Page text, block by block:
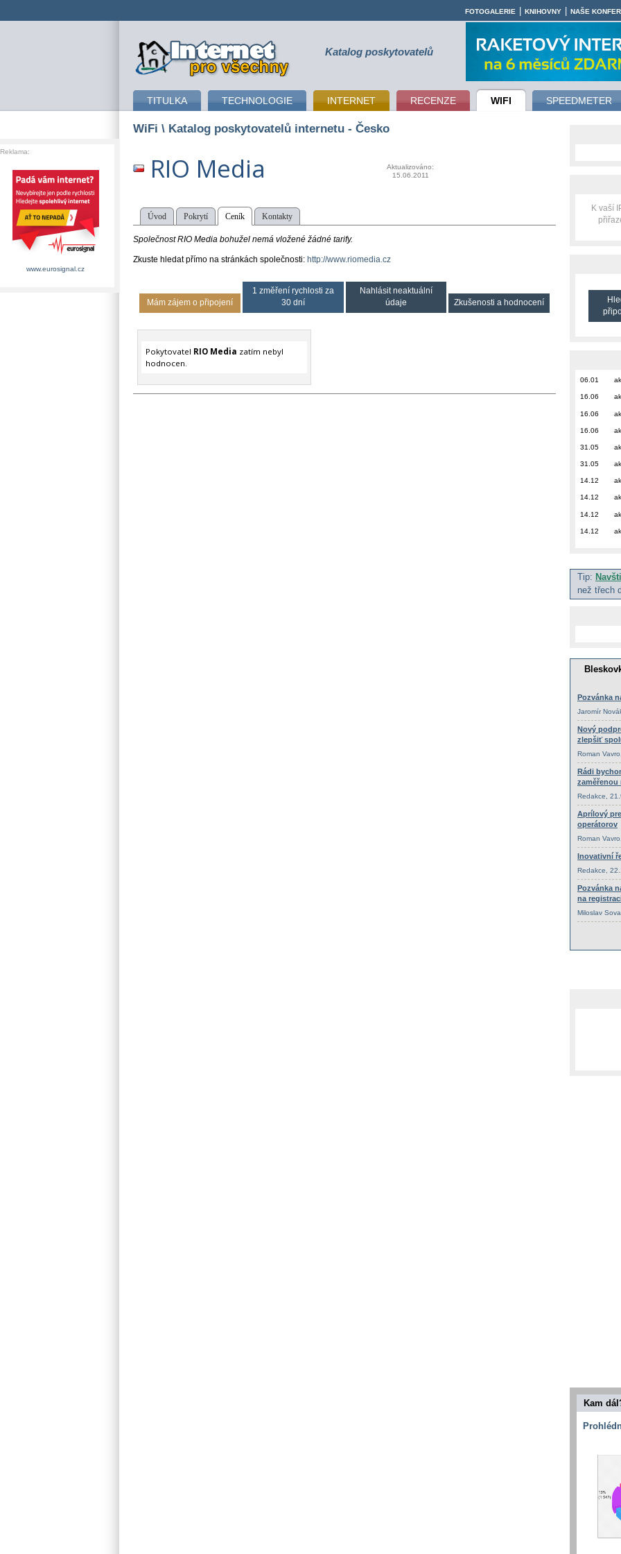
připojení k internetu Katalog poskytovatelů
TITULKA TECHNOLOGIE INTERNET RECENZE WIFI SPEEDMETER
FOTOGALERIE KNIHOVNY NAŠE
WiFi \ Katalog poskytovatelů internetu - Česko
RIO Media
Aktualizováno:
15.06.2011
Úvod Pokrytí Ceník Kontakty
Společnost RIO Media bohužel nemá vložené žádné tarify.
Zkuste hledat přímo na stránkách společnosti: http://www.riomedia.cz
Mám zájem o připojení
1 změření rychlosti za
30 dní
Nahlásit neaktuální
údaje
Zkušenosti a hodnocení
Pokytovatel RIO Media zatím nebyl
hodnocen.
K vaší
06.01
16.06
16.06
16.06
31.05
31.05
14.12
14.12
14.12
14.12
Tip:
než třech
Kam
Reklama:
www.eurosignal.cz